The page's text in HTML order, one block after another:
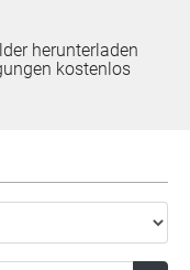
herunterladen
kostenlos